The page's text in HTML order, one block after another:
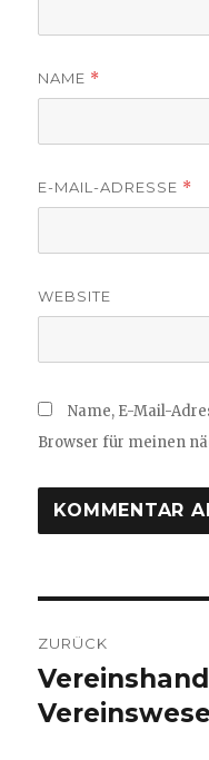
NAME *
E-MAIL-ADRESSE *
WEBSITE
Name, E-Mail-
Browser für meinen
ZURÜCK
Vorheriger
Beitrag: